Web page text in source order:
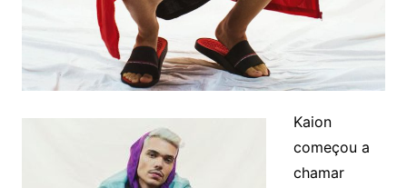
Kaion
começou a
chamar